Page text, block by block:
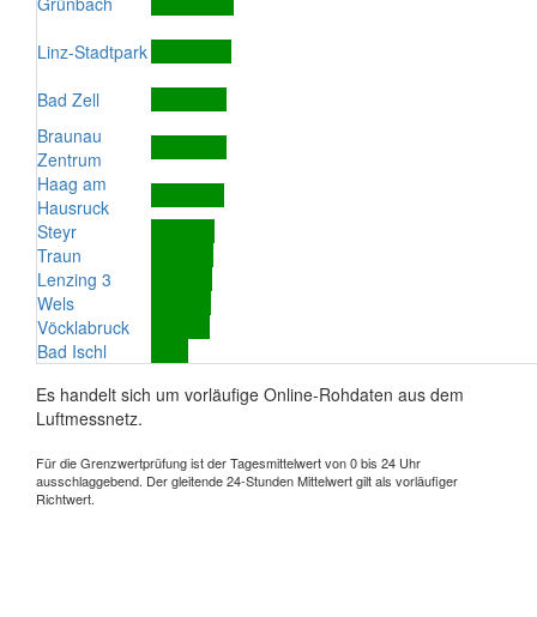
Linz-Stadtpark
Bad Zell
Braunau
Zentrum
Haag am
Hausruck
Steyr
Traun
Lenzing 3
Wels
Vöcklabruck
Bad Ischl
Es handelt sich um vorläufige Online-Rohdaten aus dem
Luftmessnetz.
Für die Grenzwertprüfung ist der Tagesmittelwert von 0 bis 24 Uhr
ausschlaggebend. Der gleitende 24-Stunden Mittelwert gilt als vorläufiger
Richtwert.